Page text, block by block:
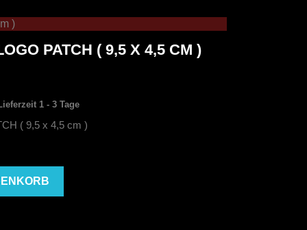
)
PATCH ( 9,5 X 4,5 CM )
1 - 3 Tage
( 9,5 x 4,5 cm )